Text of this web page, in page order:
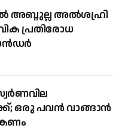
അബ്ദുല്ല അല്‍ശഹ്രി
പ്രതിരോധ
ഒരു പവന്‍ വാങ്ങാന്‍